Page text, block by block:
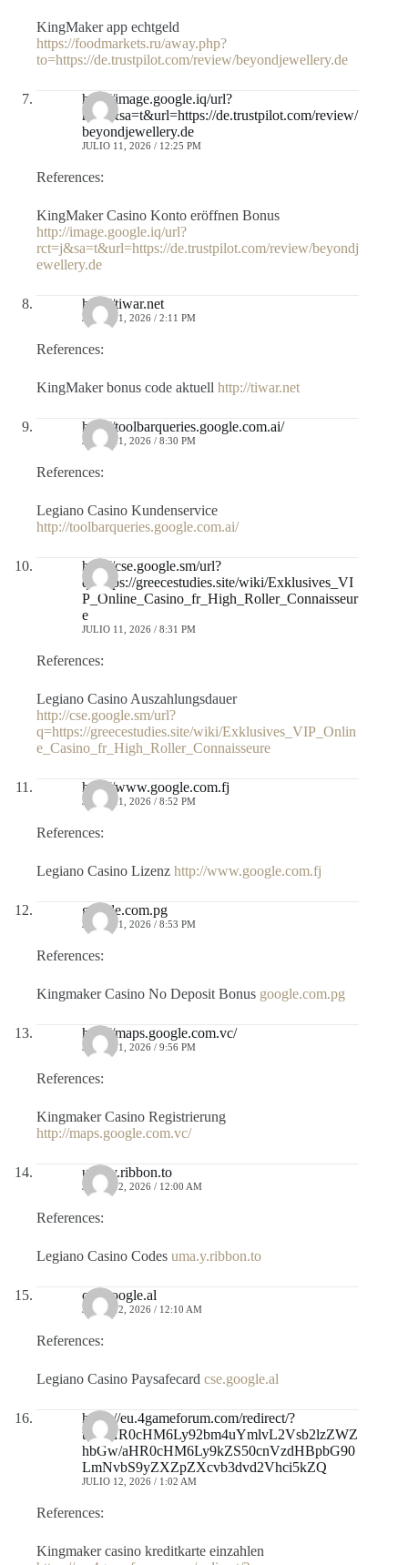
KingMaker app echtgeld
https://foodmarkets.ru/away.php?
to=https://de.trustpilot.com/review/beyondjewellery.de
http://image.google.iq/url?
rct=j&sa=t&url=https://de.trustpilot.com/review/
beyondjewellery.de
JULIO 11, 2026 / 12:25 PM
References:
KingMaker Casino Konto eröffnen Bonus
http://image.google.iq/url?
rct=j&sa=t&url=https://de.trustpilot.com/review/beyondj
ewellery.de
http://tiwar.net
JULIO 11, 2026 / 2:11 PM
References:
KingMaker bonus code aktuell http://tiwar.net
http://toolbarqueries.google.com.ai/
JULIO 11, 2026 / 8:30 PM
References:
Legiano Casino Kundenservice
http://toolbarqueries.google.com.ai/
http://cse.google.sm/url?
q=https://greecestudies.site/wiki/Exklusives_VI
P_Online_Casino_fr_High_Roller_Connaisseur
e
JULIO 11, 2026 / 8:31 PM
References:
Legiano Casino Auszahlungsdauer
http://cse.google.sm/url?
q=https://greecestudies.site/wiki/Exklusives_VIP_Onlin
e_Casino_fr_High_Roller_Connaisseure
http://www.google.com.fj
JULIO 11, 2026 / 8:52 PM
References:
Legiano Casino Lizenz http://www.google.com.fj
google.com.pg
JULIO 11, 2026 / 8:53 PM
References:
Kingmaker Casino No Deposit Bonus google.com.pg
http://maps.google.com.vc/
JULIO 11, 2026 / 9:56 PM
References:
Kingmaker Casino Registrierung
http://maps.google.com.vc/
uma.y.ribbon.to
JULIO 12, 2026 / 12:00 AM
References:
Legiano Casino Codes uma.y.ribbon.to
cse.google.al
JULIO 12, 2026 / 12:10 AM
References:
Legiano Casino Paysafecard cse.google.al
https://eu.4gameforum.com/redirect/?
to=aHR0cHM6Ly92bm4uYmlvL2Vsb2lzZWZ
hbGw/aHR0cHM6Ly9kZS50cnVzdHBpbG90
LmNvbS9yZXZpZXcvb3dvd2Vhci5kZQ
JULIO 12, 2026 / 1:02 AM
References:
Kingmaker casino kreditkarte einzahlen